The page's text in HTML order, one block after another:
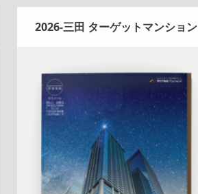
2026-三田 ターゲットマンション
Update: 2026.03.05
折りパンフレット マンション エリア
広告シリーズ広告 人気商品 売却訴求
査定クールプレミアム 三田センター